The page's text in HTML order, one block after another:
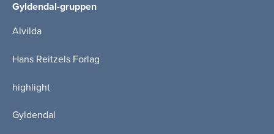
Gyldendal-gruppen
Alvilda
Hans Reitzels Forlag
highlight
Gyldendal